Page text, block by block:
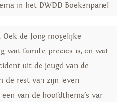
in het DWDD Boekenpanel
de Jong mogelijke
wat familie precies is, en wat
uit de jeugd van de
de rest van zijn leven
van de hoofdthema’s van